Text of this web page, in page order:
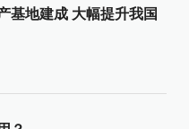
基地建成 大幅提升我国